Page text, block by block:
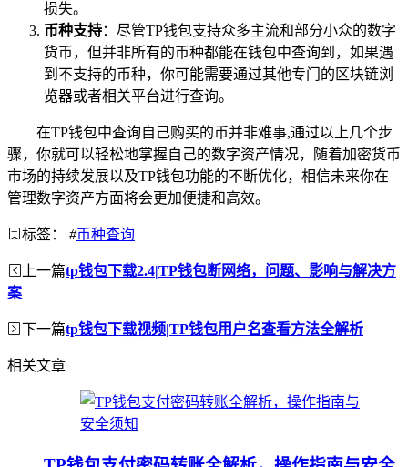
损失。
币种支持：尽管TP钱包支持众多主流和部分小众的数字
货币，但并非所有的币种都能在钱包中查询到，如果遇
到不支持的币种，你可能需要通过其他专门的区块链浏
览器或者相关平台进行查询。
在TP钱包中查询自己购买的币并非难事,通过以上几个步
骤，你就可以轻松地掌握自己的数字资产情况，随着加密货币
市场的持续发展以及TP钱包功能的不断优化，相信未来你在
管理数字资产方面将会更加便捷和高效。
标签： #币种查询
上一篇tp钱包下载2.4|TP钱包断网络，问题、影响与解决方
案
下一篇tp钱包下载视频|TP钱包用户名查看方法全解析
相关文章